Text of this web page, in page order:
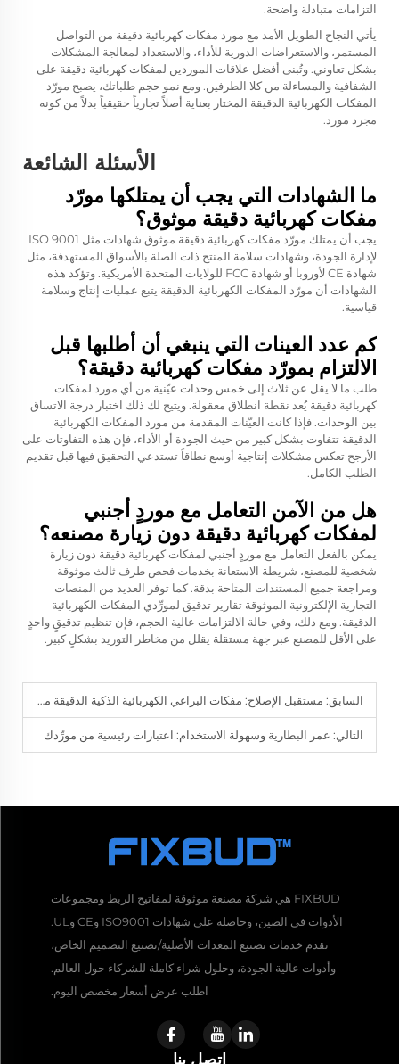
التزامات متبادلة واضحة.
يأتي النجاح الطويل الأمد مع مورد مفكات كهربائية دقيقة من التواصل
المستمر، والاستعراضات الدورية للأداء، والاستعداد لمعالجة المشكلات
بشكل تعاوني. وتُبنى أفضل علاقات الموردين لمفكات كهربائية دقيقة على
الشفافية والمساءلة من كلا الطرفين. ومع نمو حجم طلباتك، يصبح مورّد
المفكات الكهربائية الدقيقة المختار بعناية أصلاً تجارياً حقيقياً بدلاً من كونه
مجرد مورد.
الأسئلة الشائعة
ما الشهادات التي يجب أن يمتلكها مورّد
مفكات كهربائية دقيقة موثوق؟
يجب أن يمتلك مورّد مفكات كهربائية دقيقة موثوق شهادات مثل ISO 9001
لإدارة الجودة، وشهادات سلامة المنتج ذات الصلة بالأسواق المستهدفة، مثل
شهادة CE لأوروبا أو شهادة FCC للولايات المتحدة الأمريكية. وتؤكد هذه
الشهادات أن مورّد المفكات الكهربائية الدقيقة يتبع عمليات إنتاج وسلامة
قياسية.
كم عدد العينات التي ينبغي أن أطلبها قبل
الالتزام بمورّد مفكات كهربائية دقيقة؟
طلب ما لا يقل عن ثلاث إلى خمس وحدات عيّنية من أي مورد لمفكات
كهربائية دقيقة يُعد نقطة انطلاق معقولة. ويتيح لك ذلك اختبار درجة الاتساق
بين الوحدات. فإذا كانت العيّنات المقدمة من مورد المفكات الكهربائية
الدقيقة تتفاوت بشكل كبير من حيث الجودة أو الأداء، فإن هذه التفاوتات على
الأرجح تعكس مشكلات إنتاجية أوسع نطاقاً تستدعي التحقيق فيها قبل تقديم
الطلب الكامل.
هل من الآمن التعامل مع موردٍ أجنبي
لمفكات كهربائية دقيقة دون زيارة مصنعه؟
يمكن بالفعل التعامل مع موردٍ أجنبي لمفكات كهربائية دقيقة دون زيارة
شخصية للمصنع، شريطة الاستعانة بخدمات فحص طرف ثالث موثوقة
ومراجعة جميع المستندات المتاحة بدقة. كما توفر العديد من المنصات
التجارية الإلكترونية الموثوقة تقارير تدقيق لمورِّدي المفكات الكهربائية
الدقيقة. ومع ذلك، وفي حالة الالتزامات عالية الحجم، فإن تنظيم تدقيقٍ واحدٍ
على الأقل للمصنع عبر جهة مستقلة يقلل من مخاطر التوريد بشكلٍ كبير.
السابق: مستقبل الإصلاح: مفكات البراغي الكهربائية الذكية الدقيقة من أبرز الموردين
التالي: عمر البطارية وسهولة الاستخدام: اعتبارات رئيسية من مورِّدك
FIXBUD هي شركة مصنعة موثوقة لمفاتيح الربط ومجموعات
الأدوات في الصين، وحاصلة على شهادات ISO9001 وCE وUL.
نقدم خدمات تصنيع المعدات الأصلية/تصنيع التصميم الخاص،
وأدوات عالية الجودة، وحلول شراء كاملة للشركاء حول العالم.
اطلب عرض أسعار مخصص اليوم.
اتصل بنا